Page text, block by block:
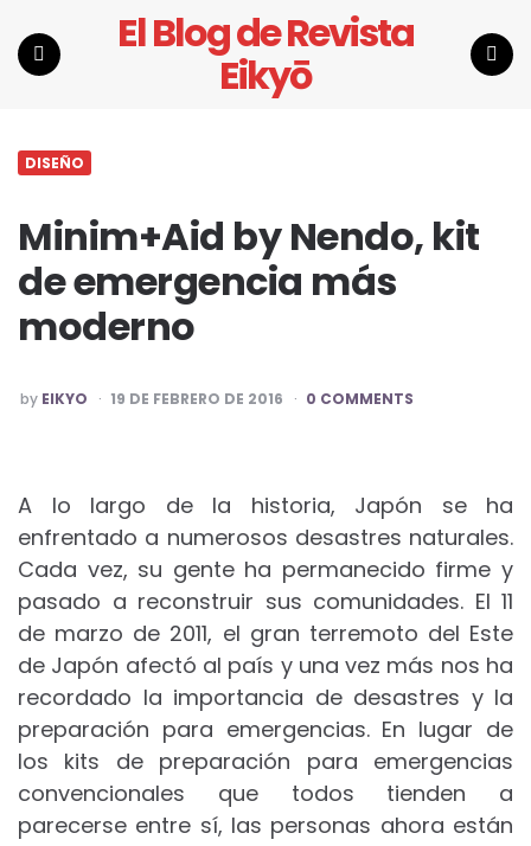
El Blog de Revista
Eikyō
DISEÑO
Minim+Aid by Nendo, kit
de emergencia más
moderno
POSTED
BY
by EIKYO 19 DE FEBRERO DE 2016 0 COMMENTS
A lo largo de la historia, Japón se ha
enfrentado a numerosos desastres naturales.
Cada vez, su gente ha permanecido firme y
pasado a reconstruir sus comunidades. El 11
de marzo de 2011, el gran terremoto del Este
de Japón afectó al país y una vez más nos ha
recordado la importancia de desastres y la
preparación para emergencias. En lugar de
los kits de preparación para emergencias
convencionales que todos tienden a
parecerse entre sí, las personas ahora están